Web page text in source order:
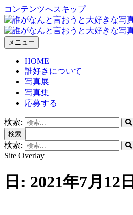
コンテンツへスキップ
誰がなんと言おうと大好きな写真
メニュー
HOME
誰好きについて
写真展
写真集
応募する
検索:
検索
検索:
Site Overlay
日: 2021年7月12日